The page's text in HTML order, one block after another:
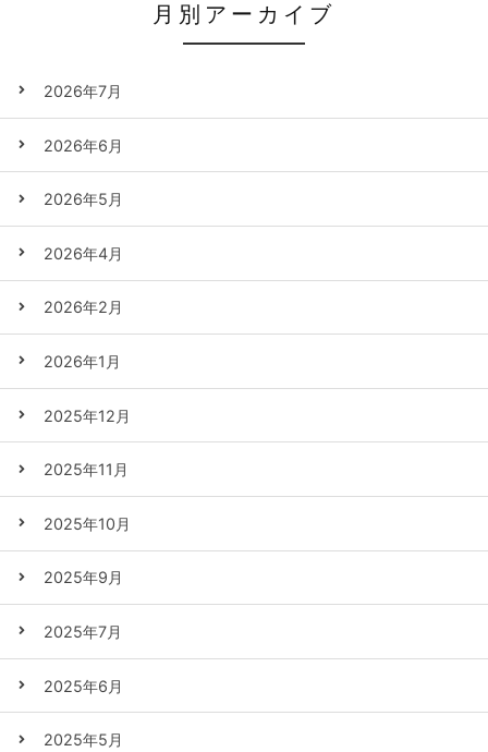
月別アーカイブ
2026年7月
2026年6月
2026年5月
2026年4月
2026年2月
2026年1月
2025年12月
2025年11月
2025年10月
2025年9月
2025年7月
2025年6月
2025年5月